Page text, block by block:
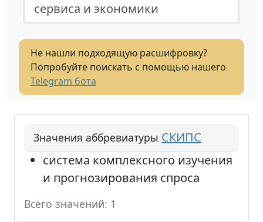
сервиса и экономики
Не нашли подходящую расшифровку?
Попробуйте поискать с помощью нашего
Telegram бота
Значения аббревиатуры СКИПС
система комплексного изучения
и прогнозирования спроса
Всего значений: 1